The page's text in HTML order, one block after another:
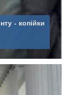
– копійки